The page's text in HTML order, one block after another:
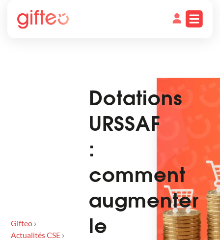
Gifteo ›
Actualités CSE ›
Dotations
URSSAF
:
comment
augmenter
le